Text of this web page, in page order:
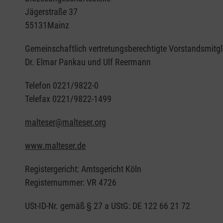
Jägerstraße 37
55131Mainz
Gemeinschaftlich vertretungsberechtigte
Dr. Elmar Pankau und Ulf Reermann
Telefon 0221/9822-0
Telefax 0221/9822-1499
malteser@malteser.org
www.malteser.de
Registergericht: Amtsgericht Köln
Registernummer: VR 4726
USt-ID-Nr. gemäß § 27 a UStG: DE 122 66 21 72